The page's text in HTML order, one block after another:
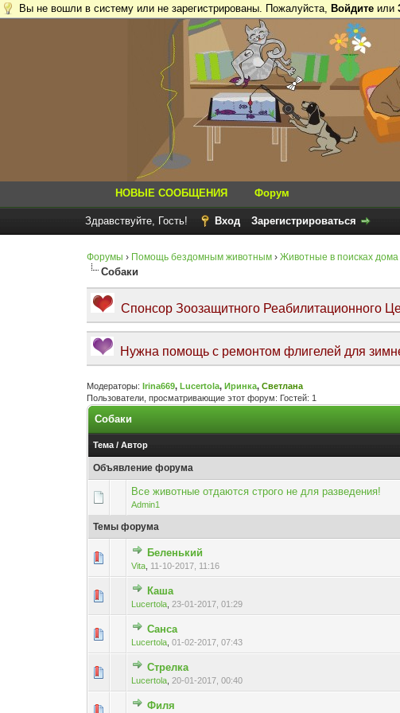
Вы не вошли в систему или не зарегистрированы. Пожалуйста, Войдите или
НОВЫЕ СООБЩЕНИЯ Форум
Здравствуйте, Гость! Вход Зарегистрироваться
Форумы › Помощь бездомным животным ›Животные в поисках дома
Собаки
Спонсор Зоозащитного Реабилитационного
Нужна помощь с ремонтом флигелей для
Модераторы:Irina669,Lucertola,Иринка,Светлана
Пользователи, просматривающие этот форум: Гостей: 1
Собаки
Тема /Автор
Объявление форума
Все животные отдаются строго не для разведения!
Admin1
Темы форума
Беленький
Vita 11-10-2017, 11:16
Каша
Lucertola 23-01-2017, 01:29
Санса
Lucertola ,01-02-2017, 07:43
Стрелка
Lucertola 20-01-2017, 00:40
Филя